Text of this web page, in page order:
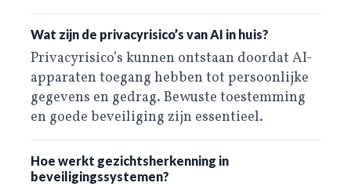
Wat zijn de privacyrisico’s van AI in huis?
Privacyrisico’s kunnen ontstaan doordat AI-
apparaten toegang hebben tot persoonlijke
gegevens en gedrag. Bewuste toestemming
en goede beveiliging zijn essentieel.
Hoe werkt gezichtsherkenning in
beveiligingssystemen?